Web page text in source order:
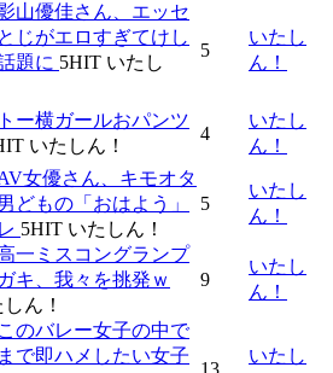
山優佳さん、エッセ
じがエロすぎてけし
題に 5HIT いたし
5
いたし
ん！
ー横ガールおパンツ
いたしん！
4
いたし
ん！
女優さん、キモオタ
どもの「おはよう」
5HIT いたしん！
5
いたし
ん！
一ミスコングランプ
キ、我々を挑発ｗ
ん！
9
いたし
ん！
のバレー女子の中で
で即ハメしたい女子
いたし